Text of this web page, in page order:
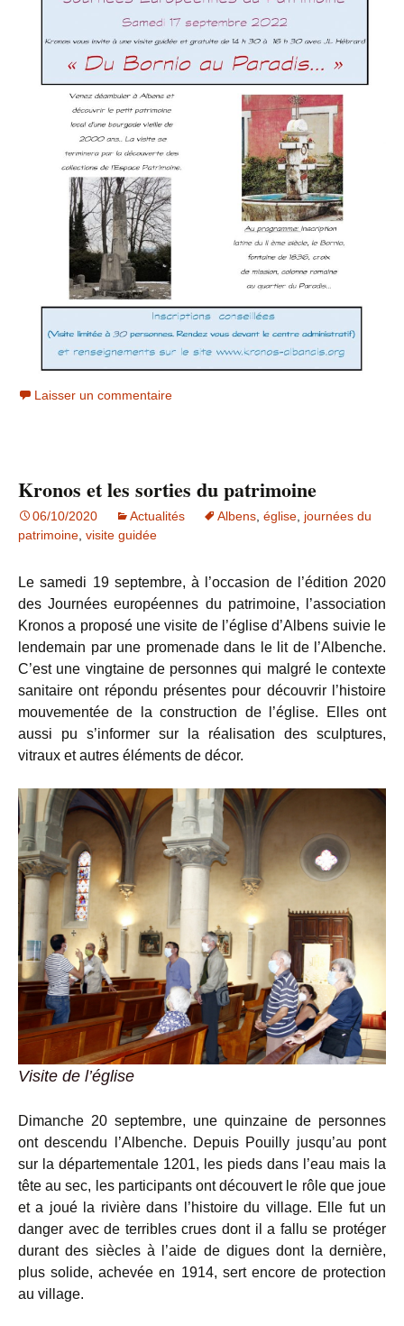
Laisser un commentaire
Kronos et les sorties du patrimoine
06/10/2020 Actualités Albens église journées du
patrimoine visite guidée
Le samedi 19 septembre, à l’occasion de l’édition 2020
des Journées européennes du patrimoine, l’association
Kronos a proposé une visite de l’église d’Albens suivie le
lendemain par une promenade dans le lit de l’Albenche.
C’est une vingtaine de personnes qui malgré le contexte
sanitaire ont répondu présentes pour découvrir l’histoire
mouvementée de la construction de l’église. Elles ont
aussi pu s’informer sur la réalisation des sculptures,
vitraux et autres éléments de décor.
Visite de l’église
Dimanche 20 septembre, une quinzaine de personnes
ont descendu l’Albenche. Depuis Pouilly jusqu’au pont
sur la départementale 1201, les pieds dans l’eau mais la
tête au sec, les participants ont découvert le rôle que joue
et a joué la rivière dans l’histoire du village. Elle fut un
danger avec de terribles crues dont il a fallu se protéger
durant des siècles à l’aide de digues dont la dernière,
plus solide, achevée en 1914, sert encore de protection
au village.